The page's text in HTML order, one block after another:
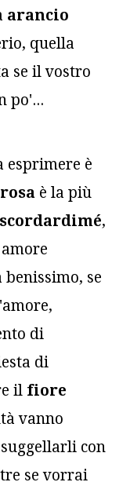
arancio
quella
se il vostro
po'...
esprimere è
è la più
,
benissimo, se
di
di
il fiore
vanno
con
se vorrai